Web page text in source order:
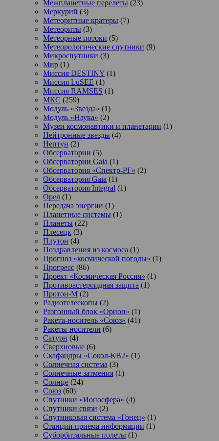
Межпланетные перелеты (23)
Меркурий (3)
Метеоритные кратеры (7)
Метеориты (3)
Метеорные потоки (5)
Метеорологические спутники (9)
Микроспутники (3)
Мир (1)
Миссия DESTINY (1)
Миссия LuSEE (1)
Миссия RAMSES (1)
МКС (259)
Модуль «Звезда» (1)
Модуль «Наука» (2)
Музеи космонавтики и планетарии (1)
Нейтронные звезды (4)
Нептун (2)
Обсерватории (5)
Обсерватории Gaia (1)
Обсерватория «Спектр-РГ» (2)
Обсерватория Gaia (1)
Обсерватория Integral (1)
Орел (1)
Передача энергии (1)
Планетные системы (1)
Планеты (22)
Плесецк (3)
Плутон (4)
Поздравления из космоса (1)
Прогноз «космической погоды» (1)
Прогресс (86)
Проект «Космическая Россия» (1)
Противоастероидная защита (1)
Протон-М (2)
Радиотелескопы (2)
Разгонный блок «Орион» (1)
Ракета-носитель «Союз» (41)
Ракеты-носители (6)
Сатурн (4)
Сверхновые (6)
Скафандры «Сокол-КВ2» (1)
Солнечная система (3)
Солнечные затмения (1)
Солнце (24)
Союз (60)
Спутники «Ионосфера» (4)
Спутники связи (2)
Спутниковая система «Гонец» (1)
Станции приема информации (1)
Суборбитальные полеты (1)